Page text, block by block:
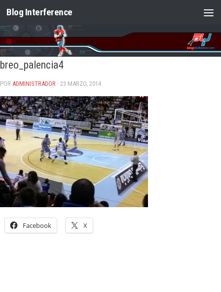
Saltar al contenido
Blog Interference
breo_palencia4
POR ADMINISTRADOR · 23 MARZO, 2014
Facebook X